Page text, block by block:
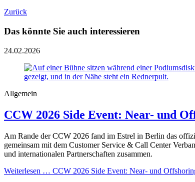
Zurück
Das könnte Sie auch interessieren
24.02.2026
Allgemein
CCW 2026 Side Event: Near- und
Am Rande der CCW 2026 fand im Estrel in Berlin das
gemeinsam mit dem Customer Service & Call Center
und internationalen Partnerschaften zusammen.
Weiterlesen … CCW 2026 Side Event: Near- und